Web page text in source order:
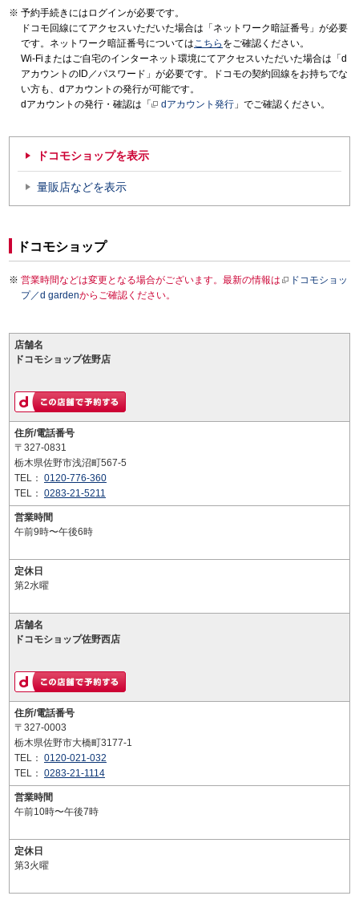
予約手続きにはログインが必要です。
ドコモ回線にてアクセスいただいた場合は「ネットワーク暗証番号」が必要
です。ネットワーク暗証番号についてはこちら をご確認ください。
Wi-Fiまたはご自宅のインターネット環境にてアクセスいただいた場合は「d
アカウントのID／パスワード」が必要です。ドコモの契約回線をお持ちでな
い方も、dアカウントの発行が可能です。
dアカウントの発行・確認は「
dアカウント発行 」でご確認ください。
ドコモショップを表示
量販店などを表示
ドコモショップ
営業時間などは変更となる場合がございます。最新の情報は
ドコモショッ
プ／d gardenからご確認ください。
店舗名
ドコモショップ佐野店
住所/電話番号
〒327-0831
栃木県佐野市浅沼町567-5
TEL： 0120-776-360
TEL： 0283-21-5211
営業時間
午前9時〜午後6時
定休日
第2水曜
店舗名
ドコモショップ佐野西店
住所/電話番号
〒327-0003
栃木県佐野市大橋町3177-1
TEL： 0120-021-032
TEL： 0283-21-1114
営業時間
午前10時〜午後7時
定休日
第3火曜